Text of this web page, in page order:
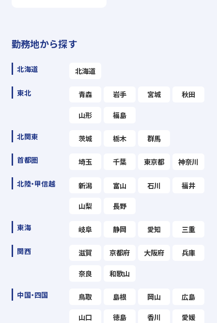
勤務地から探す
北海道 北海道
東北 青森 岩手 宮城 秋田
山形 福島
北関東 茨城 栃木 群馬
首都圏 埼玉 千葉 東京都 神奈川
北陸・甲信越 新潟 富山 石川 福井
山梨 長野
東海 岐阜 静岡 愛知 三重
関西 滋賀 京都府 大阪府 兵庫
奈良 和歌山
中国・四国 鳥取 島根 岡山 広島
山口 徳島 香川 愛媛